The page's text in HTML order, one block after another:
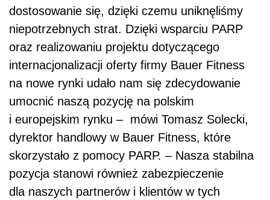
dostosowanie się, dzięki czemu uniknęliśmy
niepotrzebnych strat. Dzięki wsparciu PARP
oraz realizowaniu projektu dotyczącego
internacjonalizacji oferty firmy Bauer Fitness
na nowe rynki udało nam się zdecydowanie
umocnić naszą pozycję na polskim
i europejskim rynku – mówi Tomasz Solecki,
dyrektor handlowy w Bauer Fitness, które
skorzystało z pomocy PARP. – Nasza stabilna
pozycja stanowi również zabezpieczenie
dla naszych partnerów i klientów w tych